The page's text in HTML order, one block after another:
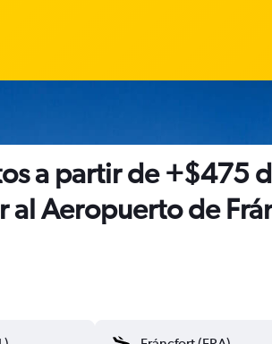
a partir de +$475
al Aeropuerto de